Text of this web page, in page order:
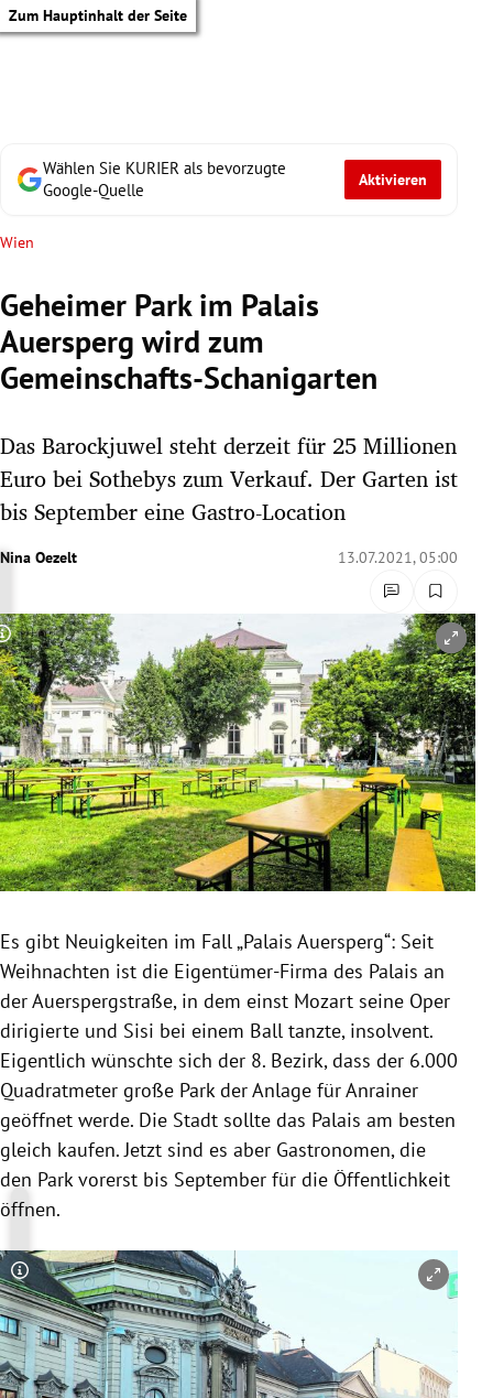
Zum Hauptinhalt der Seite
Untermenü
Untermenü
Untermenü
Untermenü
Untermenü
Untermenü
Untermenü
Untermenü
Untermenü
Wählen Sie KURIER als bevorzugte
Google-Quelle
Aktivieren
Wien
Geheimer Park im Palais
Auersperg wird zum
Gemeinschafts-Schanigarten
Das Barockjuwel steht derzeit für 25 Millionen
Euro bei Sothebys zum Verkauf. Der Garten ist
bis September eine Gastro-Location
Nina Oezelt 13.07.2021, 05:00
Copyright-Hinweis öffnen/schließen
Es gibt Neuigkeiten im Fall „Palais Auersperg“: Seit
Weihnachten ist die Eigentümer-Firma des Palais an
der Auerspergstraße, in dem einst Mozart seine Oper
dirigierte und Sisi bei einem Ball tanzte, insolvent.
Eigentlich wünschte sich der 8. Bezirk, dass der 6.000
Quadratmeter große Park der Anlage für Anrainer
geöffnet werde. Die Stadt sollte das Palais am besten
gleich kaufen. Jetzt sind es aber Gastronomen, die
den Park vorerst bis September für die Öffentlichkeit
öffnen.
Copyright-Hinweis öffnen/schließen